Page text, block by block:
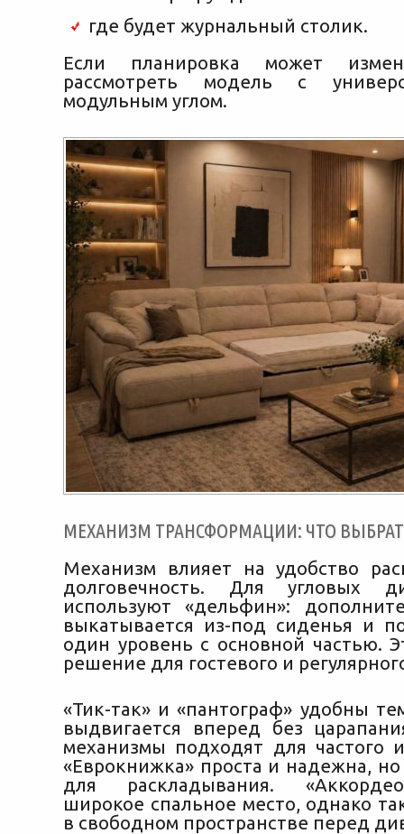
где будет журнальный столик.
Если планировка может
рассмотреть модель с
модульным углом.
МЕХАНИЗМ ТРАНСФОРМАЦИИ: ЧТО
Механизм влияет на удобство
долговечность. Для угловых
используют «дельфин»:
выкатывается из-под сиденья и
один уровень с основной частью.
решение для гостевого и
«Тик-так» и «пантограф» удобны
выдвигается вперед без
механизмы подходят для частого
«Еврокнижка» проста и надежна, но
для раскладывания.
широкое спальное место, однако
в свободном пространстве перед